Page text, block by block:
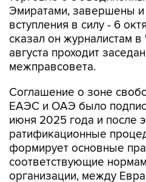
Эмиратами, завершены и
вступления в силу - 6
сказал он журналистам
августа проходит
межправсовета.
Соглашение о зоне
ЕАЭС и ОАЭ было
июня 2025 года и после
ратификационные
формирует основные
соответствующие
организации, между